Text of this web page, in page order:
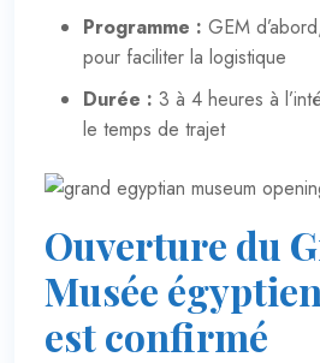
Programme : GEM
pour faciliter la logistique
Durée : 3 à 4 heures à
le temps de trajet
Ouverture du
Musée
est confirmé